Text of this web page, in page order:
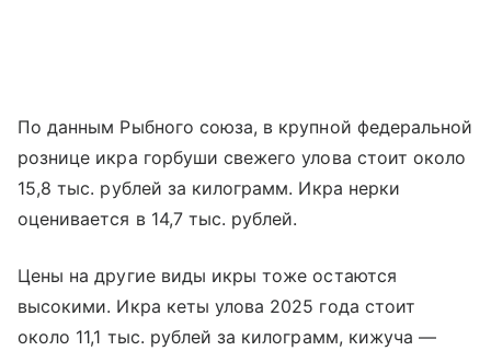
По данным Рыбного союза, в крупной федеральной
рознице икра горбуши свежего улова стоит около
15,8 тыс. рублей за килограмм. Икра нерки
оценивается в 14,7 тыс. рублей.
Цены на другие виды икры тоже остаются
высокими. Икра кеты улова 2025 года стоит
около 11,1 тыс. рублей за килограмм, кижуча —